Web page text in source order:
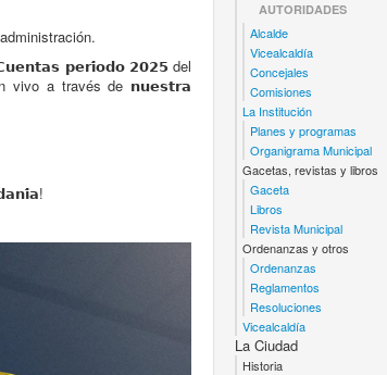
𝗽𝗲𝗿𝗶́𝗼𝗱𝗼 𝟮𝟬𝟮𝟱 del
vivo a través de 𝗻𝘂𝗲𝘀𝘁𝗿𝗮
AUTORIDADES
Alcalde
Vicealcaldía
Concejales
Comisiones
La Institución
Planes y programas
Organigrama Municipal
Gacetas, revistas y libros
Gaceta
Libros
Revista Municipal
Ordenanzas y otros
Ordenanzas
Reglamentos
Resoluciones
Vicealcaldía
La Ciudad
Historia